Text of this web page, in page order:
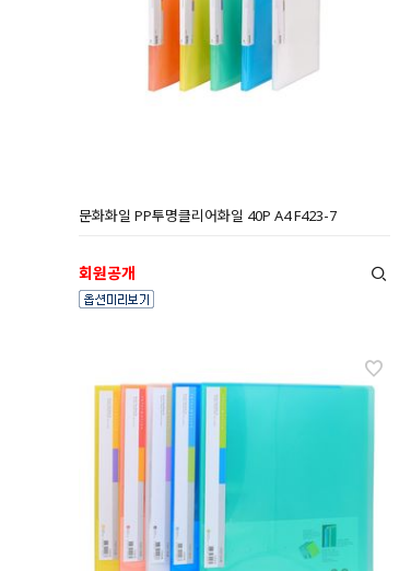
문화화일 PP투명클리어화일 40P A4 F423-7
회원공개